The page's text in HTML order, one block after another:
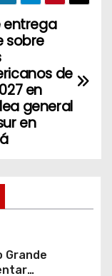
entrega
sobre
de
en
general
en
Grande